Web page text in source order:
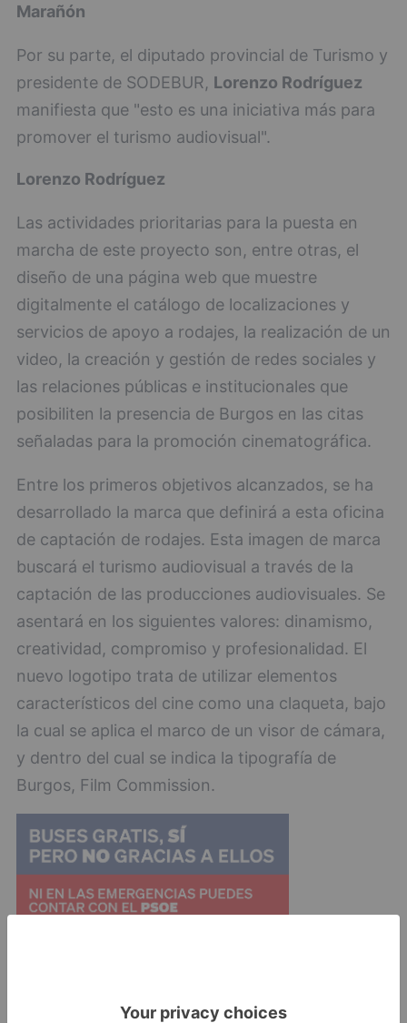
Marañón
Por su parte, el diputado provincial de Turismo y
presidente de SODEBUR, Lorenzo Rodríguez
manifiesta que "esto es una iniciativa más para
promover el turismo audiovisual".
Lorenzo Rodríguez
Las actividades prioritarias para la puesta en
marcha de este proyecto son, entre otras, el
diseño de una página web que muestre
digitalmente el catálogo de localizaciones y
servicios de apoyo a rodajes, la realización de un
video, la creación y gestión de redes sociales y
las relaciones públicas e institucionales que
posibiliten la presencia de Burgos en las citas
señaladas para la promoción cinematográfica.
Entre los primeros objetivos alcanzados, se ha
desarrollado la marca que definirá a esta oficina
de captación de rodajes. Esta imagen de marca
buscará el turismo audiovisual a través de la
captación de las producciones audiovisuales. Se
asentará en los siguientes valores: dinamismo,
creatividad, compromiso y profesionalidad. El
nuevo logotipo trata de utilizar elementos
característicos del cine como una claqueta, bajo
la cual se aplica el marco de un visor de cámara,
y dentro del cual se indica la tipografía de
Burgos, Film Commission.